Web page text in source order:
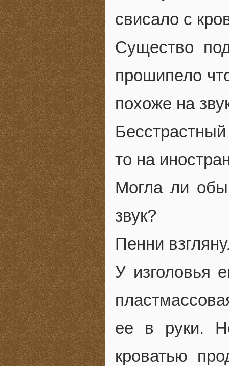
свисало с
Существо
прошипело
похоже на
то на
Могла ли
звук?
Пенни
У изголовья
ее в руки.
кроватью